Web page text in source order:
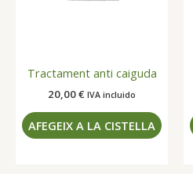
Tractament anti caiguda
20,00€ IVA incluido
AFEGEIX A LA CISTELLA